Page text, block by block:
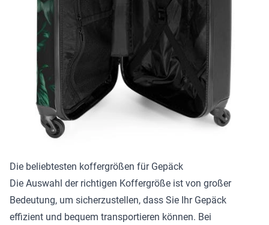
Die beliebtesten koffergrößen für Gepäck
Die Auswahl der richtigen Koffergröße ist von großer
Bedeutung, um sicherzustellen, dass Sie Ihr Gepäck
effizient und bequem transportieren können. Bei